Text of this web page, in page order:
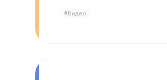
#Видео